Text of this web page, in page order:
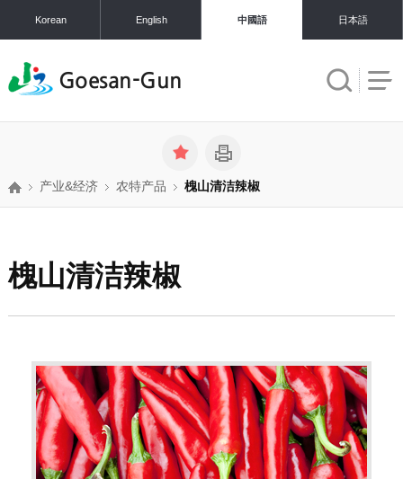
Korean English 中國語 日本語
Goesan-Gun
槐山清洁辣椒
产业&经济 农特产品 槐山清洁辣椒